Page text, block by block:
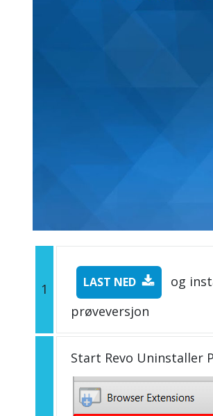
1 LAST NED
og
prøveversjon
Start Revo Uninstaller